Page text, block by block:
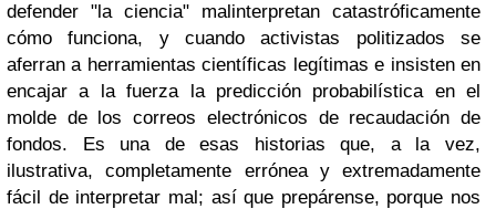
defender "la ciencia" malinterpretan catastróficamente
cómo funciona, y cuando activistas politizados se
aferran a herramientas científicas legítimas e insisten en
encajar a la fuerza la predicción probabilística en el
molde de los correos electrónicos de recaudación de
fondos. Es una de esas historias que, a la vez,
ilustrativa, completamente errónea y extremadamente
fácil de interpretar mal; así que prepárense, porque nos